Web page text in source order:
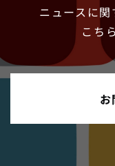
ニュースに
こち